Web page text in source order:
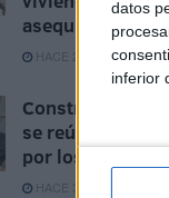
datos
inferior
asequible en
HACE 2 SEMANAS
Constructores y
se reúnen con
por los
HACE 3 SEMANAS